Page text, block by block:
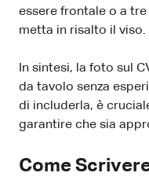
essere frontale o a
metta in risalto il viso.
In sintesi, la foto sul
da tavolo senza
di includerla, è
garantire che sia
Come